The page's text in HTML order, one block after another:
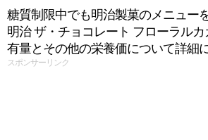
糖質制限中でも明治製菓のメニュー
明治 ザ・チョコレート フローラル
有量とその他の栄養価について詳細
スポンサーリンク